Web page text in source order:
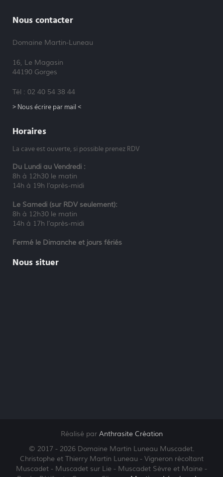
Nous contacter
Domaine Martin-Luneau
16, Le Magasin
44190 Gorges
Tél : 02 40 54 38 44
> Nous écrire par mail <
Horaires
La cave est ouverte, si possible prenez RDV
Du Lundi au Vendredi :
8h à 12h30 le matin
14h à 19h l’après-midi
Le Samedi (sur RDV seulement):
8h à 12h30 le matin
14h à 17h l’après-midi
Fermé le Dimanche et jours fériés
Nous situer
Réalisé par Anthrasite Création
© 2017 - 2026 Domaine Martin Luneau Muscadet.
Christophe et Thierry Martin Luneau - Vigneron récoltant
Muscadet - Muscadet sur Lie - Muscadet Sèvre et Maine -